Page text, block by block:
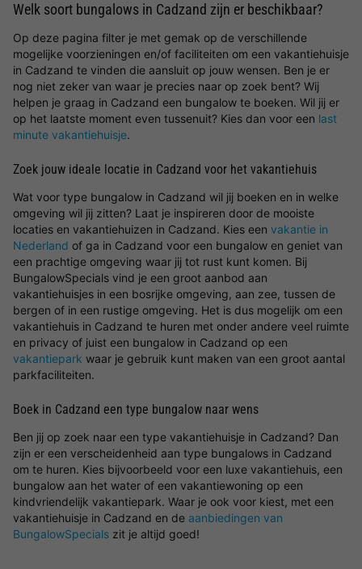
Welk soort bungalows in Cadzand zijn er beschikbaar?
Op deze pagina filter je met gemak op de verschillende
mogelijke voorzieningen en/of faciliteiten om een vakantiehuisje
in Cadzand te vinden die aansluit op jouw wensen. Ben je er
nog niet zeker van waar je precies naar op zoek bent? Wij
helpen je graag in Cadzand een bungalow te boeken. Wil jij er
op het laatste moment even tussenuit? Kies dan voor een last
minute vakantiehuisje.
Zoek jouw ideale locatie in Cadzand voor het vakantiehuis
Wat voor type bungalow in Cadzand wil jij boeken en in welke
omgeving wil jij zitten? Laat je inspireren door de mooiste
locaties en vakantiehuizen in Cadzand. Kies een vakantie in
Nederland of ga in Cadzand voor een bungalow en geniet van
een prachtige omgeving waar jij tot rust kunt komen. Bij
BungalowSpecials vind je een groot aanbod aan
vakantiehuisjes in een bosrijke omgeving, aan zee, tussen de
bergen of in een rustige omgeving. Het is dus mogelijk om een
vakantiehuis in Cadzand te huren met onder andere veel ruimte
en privacy of juist een bungalow in Cadzand op een
vakantiepark waar je gebruik kunt maken van een groot aantal
parkfaciliteiten.
Boek in Cadzand een type bungalow naar wens
Ben jij op zoek naar een type vakantiehuisje in Cadzand? Dan
zijn er een verscheidenheid aan type bungalows in Cadzand
om te huren. Kies bijvoorbeeld voor een luxe vakantiehuis, een
bungalow aan het water of een vakantiewoning op een
kindvriendelijk vakantiepark. Waar je ook voor kiest, met een
vakantiehuisje in Cadzand en de aanbiedingen van
BungalowSpecials zit je altijd goed!